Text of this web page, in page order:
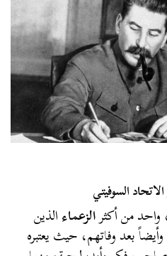
واحد من أكثرالزعماءالذين
بعد وفاتهم، حيث يعتبره